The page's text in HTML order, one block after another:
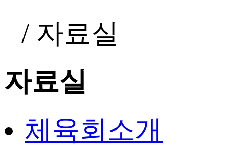
/ 자료실
자료실
체육회소개